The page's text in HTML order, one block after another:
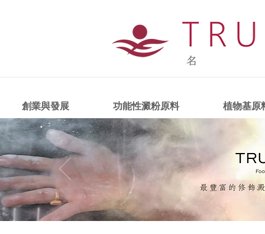
創業與發展 功能性澱粉原料 植物基原